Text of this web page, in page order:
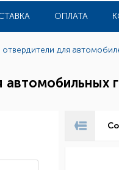
ОПЛАТА
отвердители для